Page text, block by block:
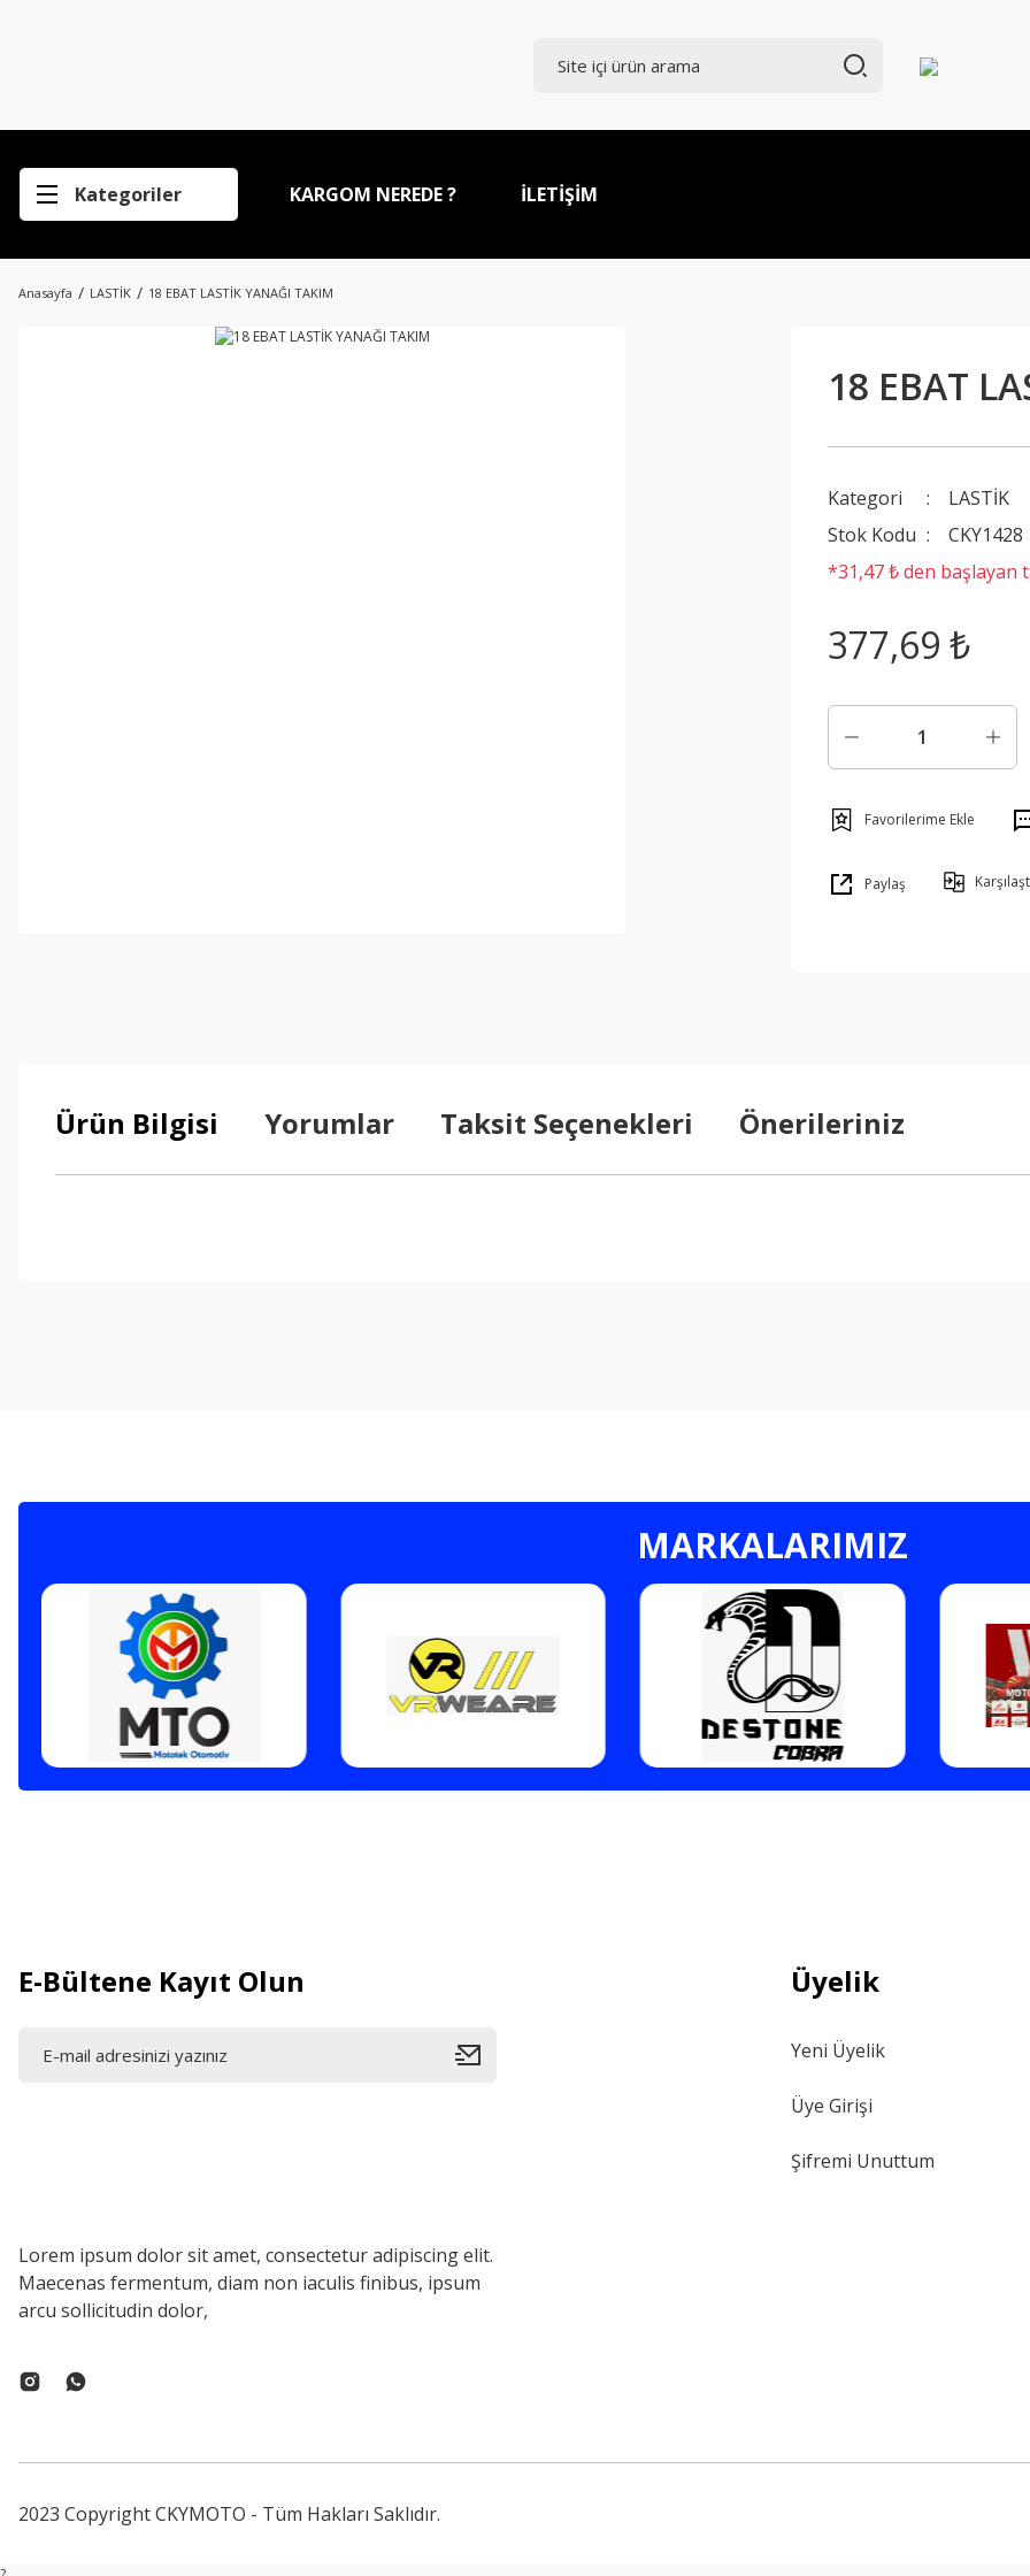
Kategoriler KARGOM NEREDE ? İLETİŞİM
Anasayfa LASTİK 18 EBAT LASTİK YANAĞI TAKIM
18 EBAT
Kategori
LASTİK
Stok Kodu
CKY1428
*31,47 ₺ den başlayan
377,69 ₺
Paylaş
Ürün Bilgisi Yorumlar Taksit Seçenekleri Önerileriniz
Gönder
MARKALARIMIZ
E-Bültene Kayıt Olun
Lorem ipsum dolor sit amet, consectetur adipiscing elit.
Maecenas fermentum, diam non iaculis finibus, ipsum
arcu sollicitudin dolor,
Üyelik
Yeni Üyelik
Üye Girişi
Şifremi Unuttum
2023 Copyright CKYMOTO - Tüm Hakları Saklıdır.